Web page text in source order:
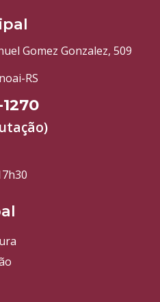
Gomez Gonzalez, 509
RS